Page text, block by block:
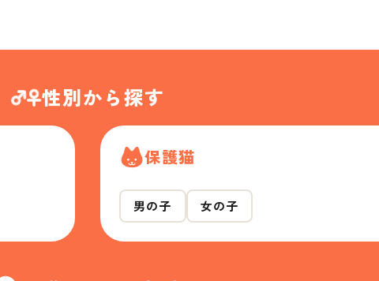
性別から探す
保護猫
男の子 女の子